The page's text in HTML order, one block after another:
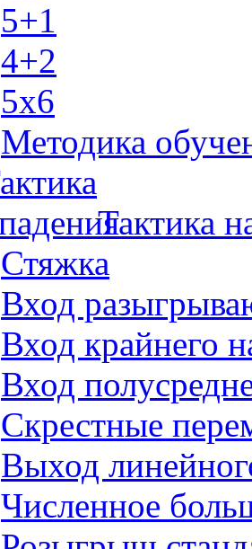
5+1
4+2
5x6
Методика
Тактика
Стяжка
Вход
Вход крайнего
Вход
Скрестные
Выход
Численное